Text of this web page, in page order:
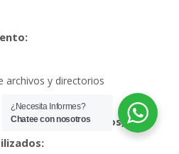
archivos y directorios
de los archivos,
¿Necesita Informes?
Chatee con nosotros